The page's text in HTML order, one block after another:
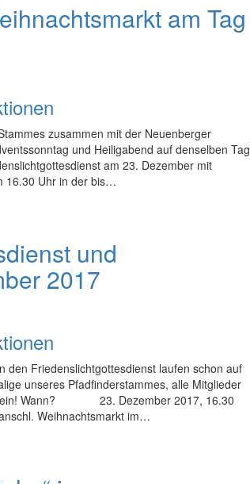
am Tag
zusammen mit der Neuenberger
und Heiligabend auf denselben Tag
am 23. Dezember mit
16.30 Uhr in der bis…
und
2017
den Friedenslichtgottesdienst laufen schon auf
unseres Pfadfinderstammes, alle Mitglieder
ein! Wann? 23. Dezember 2017, 16.30
Weihnachtsmarkt im…